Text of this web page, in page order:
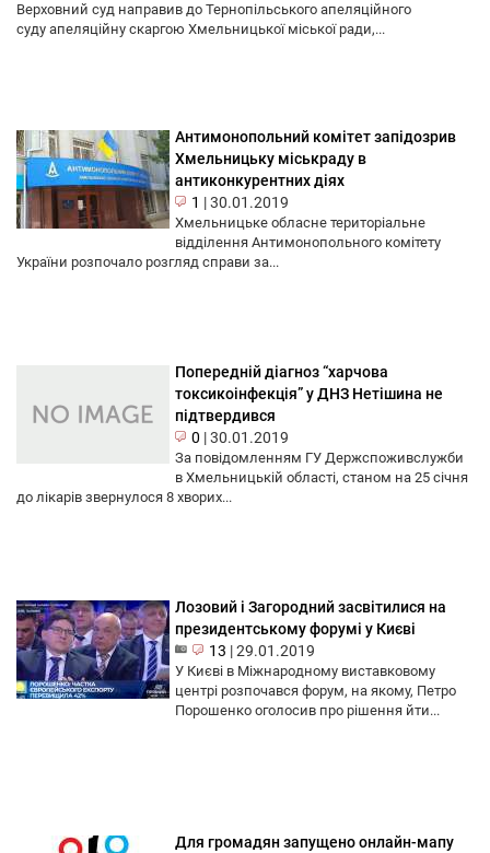
Верховний суд направив до Тернопільського апеляційного
суду апеляційну скаргою Хмельницької міської ради,...
Антимонопольний комітет запідозрив
Хмельницьку міськраду в
антиконкурентних діях
1 |30.01.2019
Хмельницьке обласне територіальне
відділення Антимонопольного комітету
України розпочало розгляд справи за...
Попередній діагноз “харчова
токсикоінфекція” у ДНЗ Нетішина не
підтвердився
0 |30.01.2019
За повідомленням ГУ Держспоживслужби
в Хмельницькій області, станом на 25 січня
до лікарів звернулося 8 хворих...
Лозовий і Загородний засвітилися на
президентському форумі у Києві
13 |29.01.2019
У Києві в Міжнародному виставковому
центрі розпочався форум, на якому, Петро
Порошенко оголосив про рішення йти...
Для громадян запущено онлайн-мапу